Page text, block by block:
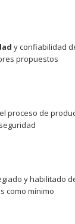
y confiabilidad
propuestos
proceso de
y habilitado
como mínimo